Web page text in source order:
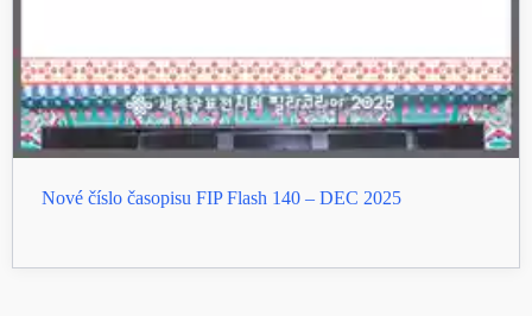
Nové číslo časopisu FIP Flash 140 – DEC 2025